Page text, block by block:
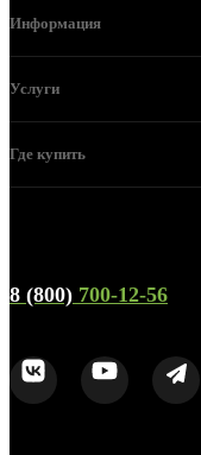
Информация
Услуги
Где купить
8 (800) 700-12-56